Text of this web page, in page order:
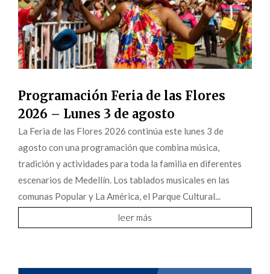
Programación Feria de las Flores
2026 – Lunes 3 de agosto
La Feria de las Flores 2026 continúa este lunes 3 de
agosto con una programación que combina música,
tradición y actividades para toda la familia en diferentes
escenarios de Medellín. Los tablados musicales en las
comunas Popular y La América, el Parque Cultural...
leer más